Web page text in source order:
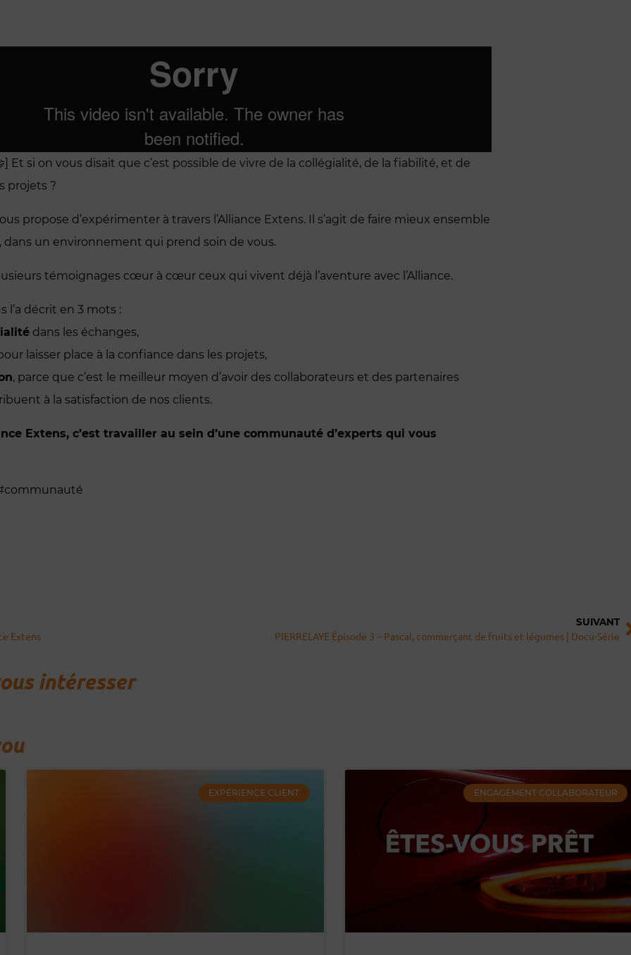
Et si on vous disait que c’est possible de vivre de la collégialité, de la fiabilité, et de
projets ?
propose d’expérimenter à travers l’Alliance Extens. Il s’agit de faire mieux ensemble
dans un environnement qui prend soin de vous.
témoignages cœur à cœur ceux qui vivent déjà l’aventure avec l’Alliance.
l’a décrit en 3 mots :
dans les échanges,
laisser place à la confiance dans les projets,
, parce que c’est le meilleur moyen d’avoir des collaborateurs et des partenaires
à la satisfaction de nos clients.
Extens, c’est travailler au sein d’une communauté d’experts qui vous
EXPÉRIENCE CLIENT ENGAGEMENT COLLABORATEUR
Extens
SUIVANT
PIERRELAYE Épisode 3 – Pascal, commerçant de fruits et légumes | Docu-Série
intéresser